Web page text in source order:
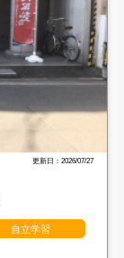
更新日：2026/07/27
自立学習